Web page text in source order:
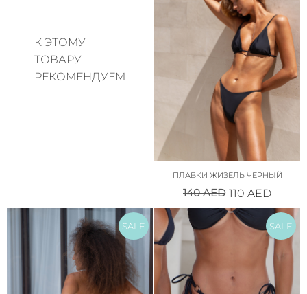
К ЭТОМУ
ТОВАРУ
РЕКОМЕНДУЕМ
ПЛАВКИ ЖИЗЕЛЬ ЧЕРНЫЙ
140AED 110 AED
SALE SALE